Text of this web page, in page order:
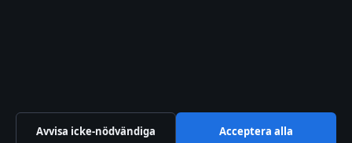
Avvisa icke-nödvändiga Acceptera alla